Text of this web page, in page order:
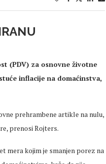
(PDV) za osnovne životne
inflacije na domaćinstva,
prehrambene artikle na nulu,
prenosi Rojters.
mera kojim je smanjen porez na